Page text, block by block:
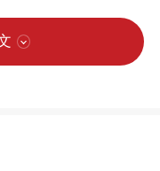
；面向小微摊
免费投放聚合
付款繁琐等问